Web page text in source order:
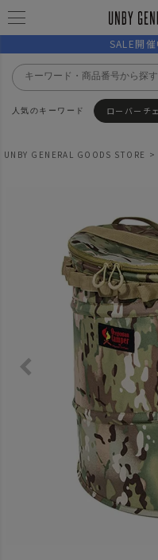
SALE開
ローバーチ
UNBY GENERAL GOODS STORE